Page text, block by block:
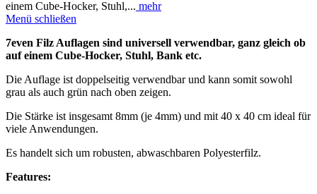
einem Cube-Hocker, Stuhl,... mehr
Menü schließen
7even Filz Auflagen sind universell verwendbar, ganz gleich ob
auf einem Cube-Hocker, Stuhl, Bank etc.
Die Auflage ist doppelseitig verwendbar und kann somit sowohl
grau als auch grün nach oben zeigen.
Die Stärke ist insgesamt 8mm (je 4mm) und mit 40 x 40 cm ideal für
viele Anwendungen.
Es handelt sich um robusten, abwaschbaren Polyesterfilz.
Features: